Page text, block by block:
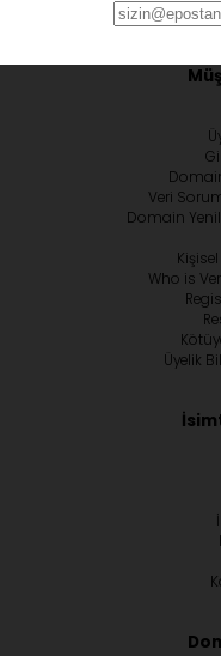
Veri
Domain
Who is
Üyelik